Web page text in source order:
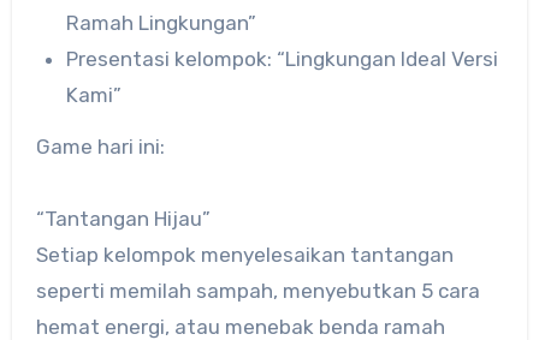
Ramah Lingkungan”
Presentasi kelompok: “Lingkungan Ideal Versi
Kami”
Game hari ini:
“Tantangan Hijau”
Setiap kelompok menyelesaikan tantangan
seperti memilah sampah, menyebutkan 5 cara
hemat energi, atau menebak benda ramah